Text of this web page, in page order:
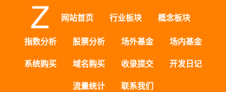
网站首页 行业板块 概念板块
指数分析 股票分析 场外基金
场内基金
系统购买
域名购买 收录提交
开发日记
流量统计
联系我们